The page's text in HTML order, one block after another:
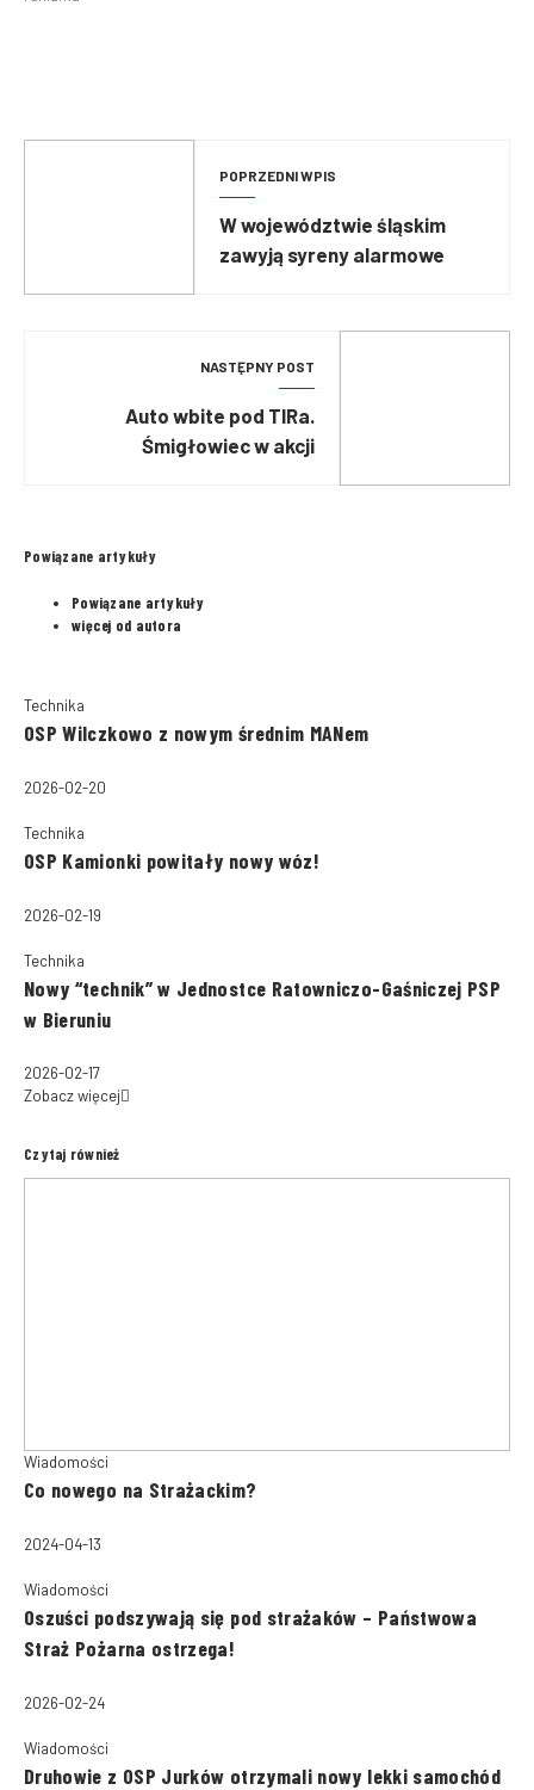
POPRZEDNI WPIS
W województwie śląskim
zawyją syreny alarmowe
NASTĘPNY POST
Auto wbite pod TIRa.
Śmigłowiec w akcji
Powiązane artykuły
Powiązane artykuły
więcej od autora
Technika
OSP Wilczkowo z nowym średnim MANem
2026-02-20
Technika
OSP Kamionki powitały nowy wóz!
2026-02-19
Technika
Nowy “technik” w Jednostce Ratowniczo-Gaśniczej PSP
w Bieruniu
2026-02-17
Zobacz więcej
Czytaj również
Wiadomości
Co nowego na Strażackim?
2024-04-13
Wiadomości
Oszuści podszywają się pod strażaków – Państwowa
Straż Pożarna ostrzega!
2026-02-24
Wiadomości
Druhowie z OSP Jurków otrzymali nowy lekki samochód